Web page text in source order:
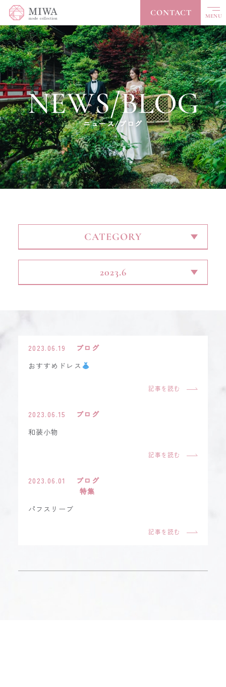
CONTACT MENU
CLOSE
TOP トップ
ABOUT 私たちについて
COLLECTION コレクション
ACCESSORY アクセサリー
ACCESS アクセス
CONTACT
NEWS/BLOG
ニュース/ブログ
2023.06.19
ブログ
おすすめドレス
記事を読む
2023.06.15
ブログ
和装小物
記事を読む
2023.06.01
ブログ
特集
パフスリーブ
記事を読む